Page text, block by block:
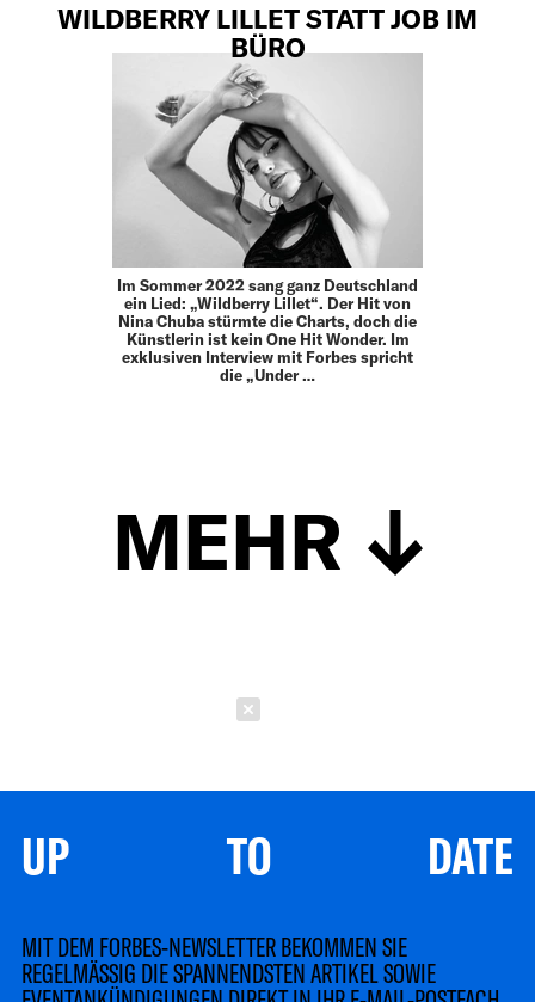
WILDBERRY LILLET STATT JOB IM
BÜRO
Im Sommer 2022 sang ganz Deutschland
ein Lied: „Wildberry Lillet“. Der Hit von
Nina Chuba stürmte die Charts, doch die
Künstlerin ist kein One Hit Wonder. Im
exklusiven Interview mit Forbes spricht
die „Under …
MEHR
UP TO DATE
MIT DEM FORBES-NEWSLETTER BEKOMMEN SIE
REGELMÄSSIG DIE SPANNENDSTEN ARTIKEL SOWIE